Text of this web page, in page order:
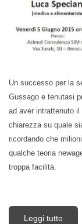
Un successo per la
Gussago e tenutasi
ad aver intrattenuto
chiarezza su quale
ricordando che
qualche teoria
troppa facilità.
Leggi tutto su